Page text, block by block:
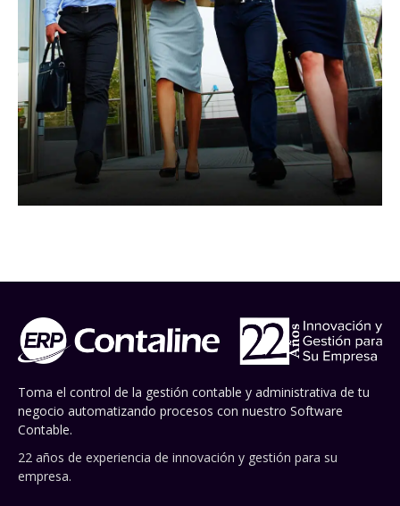
Toma el control de la gestión contable y administrativa de tu
negocio automatizando procesos con nuestro Software
Contable.
22 años de experiencia de innovación y gestión para su
empresa.